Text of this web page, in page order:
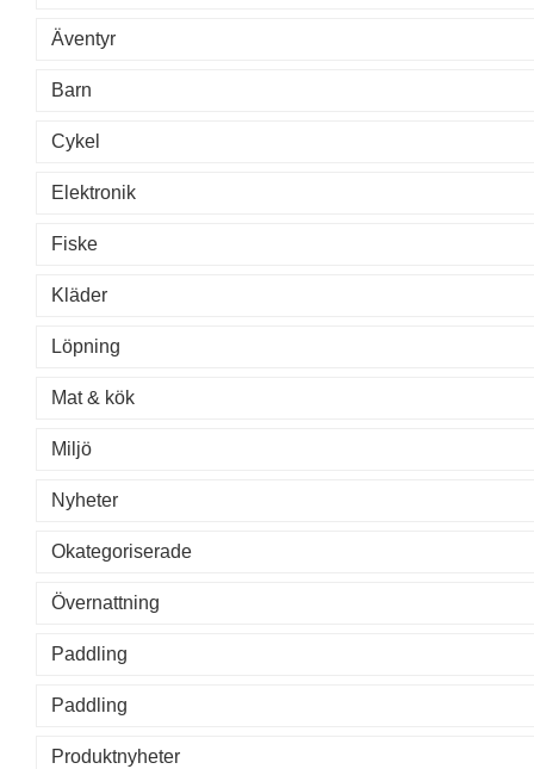
Äventyr
Barn
Cykel
Elektronik
Fiske
Kläder
Löpning
Mat & kök
Miljö
Nyheter
Okategoriserade
Övernattning
Paddling
Paddling
Produktnyheter